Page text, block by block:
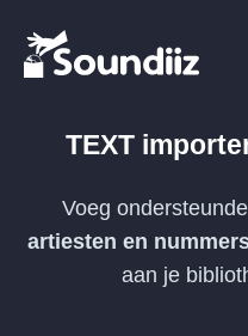
TEXT
Voeg
artiesten en
aan je